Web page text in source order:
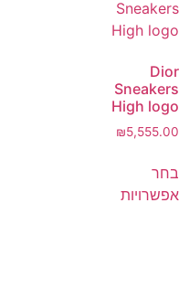
Dior
Sneakers
High logo
₪5,555.00
בחר
אפשרויות